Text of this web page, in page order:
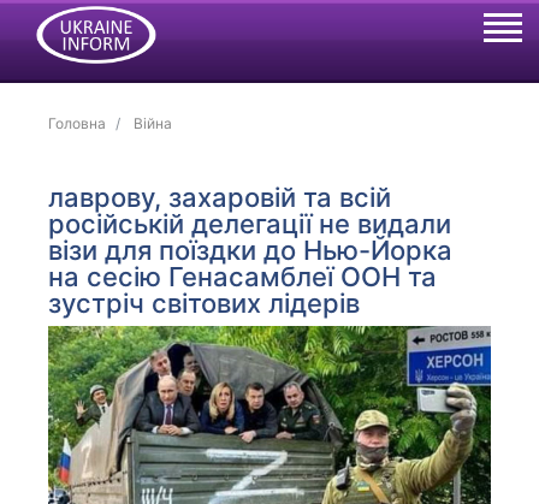
Головна Війна
лаврову, захаровій та всій
російській делегації не видали
візи для поїздки до Нью-Йорка
на сесію Генасамблеї ООН та
зустріч світових лідерів